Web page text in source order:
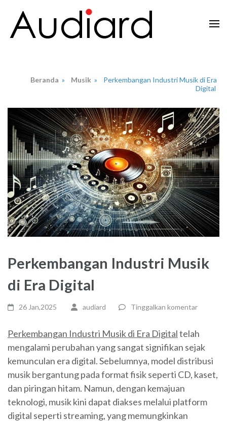
konten
Beranda » Musik »
Perkembangan Industri Musik di Era
Digital
Perkembangan Industri Musik
di Era Digital
26 Jan,2025 audiard Tinggalkan komentar
Perkembangan Industri Musik di Era Digitaltelah
mengalami perubahan yang sangat signifikan sejak
kemunculan era digital. Sebelumnya, model distribusi
musik bergantung pada format fisik seperti CD, kaset,
dan piringan hitam. Namun, dengan kemajuan
teknologi, musik kini dapat diakses melalui platform
digital seperti streaming, yang memungkinkan